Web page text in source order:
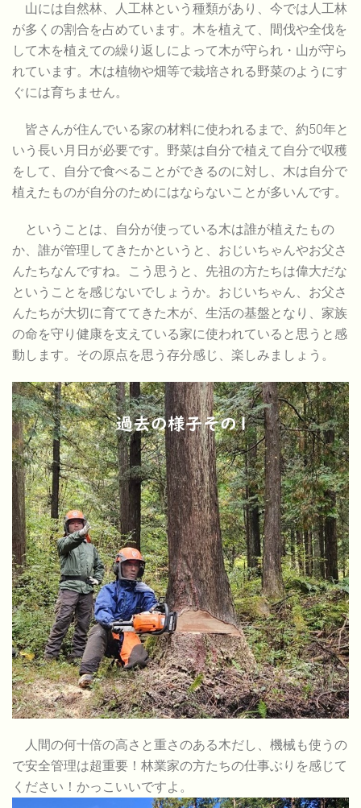
山には自然林、人工林という種類があり、今では人工林
が多くの割合を占めています。木を植えて、間伐や全伐を
して木を植えての繰り返しによって木が守られ・山が守ら
れています。木は植物や畑等で栽培される野菜のようにす
ぐには育ちません。
皆さんが住んでいる家の材料に使われるまで、約50年と
いう長い月日が必要です。野菜は自分で植えて自分で収穫
をして、自分で食べることができるのに対し、木は自分で
植えたものが自分のためにはならないことが多いんです。
ということは、自分が使っている木は誰が植えたもの
か、誰が管理してきたかというと、おじいちゃんやお父さ
んたちなんですね。こう思うと、先祖の方たちは偉大だな
ということを感じないでしょうか。おじいちゃん、お父さ
んたちが大切に育ててきた木が、生活の基盤となり、家族
の命を守り健康を支えている家に使われていると思うと感
動します。その原点を思う存分感じ、楽しみましょう。
人間の何十倍の高さと重さのある木だし、機械も使うの
で安全管理は超重要！林業家の方たちの仕事ぶりを感じて
ください！かっこいいですよ。